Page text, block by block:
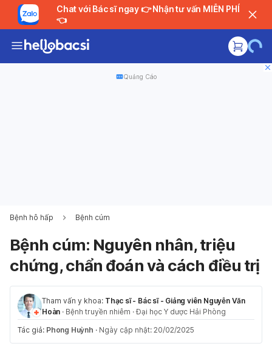
Chat với Bác sĩ ngay 👉 Nhận tư vấn MIỄN PHÍ
👈
Quảng Cáo
Bệnh hô hấp Bệnh cúm
Bệnh cúm: Nguyên nhân, triệu
chứng, chẩn đoán và cách điều trị
Tham vấn y khoa: Thạc sĩ - Bác sĩ - Giảng viên Nguyễn Văn
Hoàn · Bệnh truyền nhiễm ·Đại học Y dược Hải Phòng
Tác giả: Phong Huỳnh · Ngày cập nhật: 20/02/2025